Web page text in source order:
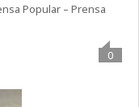
Popular – Prensa
0